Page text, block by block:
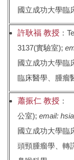
國立成功大學臨
許耿福 教授 ：
3137(實驗室);
國立成功大學臨
臨床醫學、腫瘤
蕭振仁 教授 ：
公室);email:
國立成功大學臨
頭頸腫瘤學、轉